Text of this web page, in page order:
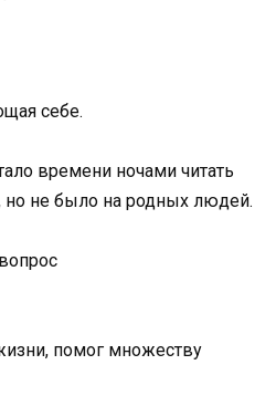
себе.
времени ночами читать
не было на родных людей.
помог множеству